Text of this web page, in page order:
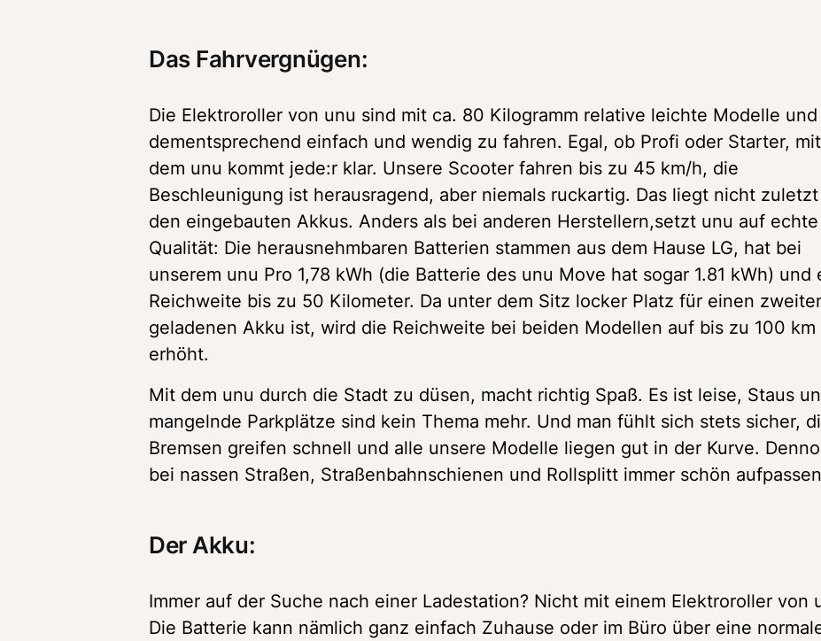
Das Fahrvergnügen:
Die Elektroroller von unu sind mit ca. 80 Kilogramm relative leichte Modelle und
dementsprechend einfach und wendig zu fahren. Egal, ob Profi oder Starter, mit
dem unu kommt jede:r klar. Unsere Scooter fahren bis zu 45 km/h, die
Beschleunigung ist herausragend, aber niemals ruckartig. Das liegt nicht
den eingebauten Akkus. Anders als bei anderen Herstellern,setzt unu auf echte
Qualität: Die herausnehmbaren Batterien stammen aus dem Hause LG, hat bei
unserem unu Pro 1,78 kWh (die Batterie des unu Move hat sogar 1.81 kWh) und
Reichweite bis zu 50 Kilometer. Da unter dem Sitz locker Platz für einen
geladenen Akku ist, wird die Reichweite bei beiden Modellen auf bis zu 100 km
erhöht.
Mit dem unu durch die Stadt zu düsen, macht richtig Spaß. Es ist leise, Staus
mangelnde Parkplätze sind kein Thema mehr. Und man fühlt sich stets sicher,
Bremsen greifen schnell und alle unsere Modelle liegen gut in der Kurve.
bei nassen Straßen, Straßenbahnschienen und Rollsplitt immer schön
Der Akku:
Immer auf der Suche nach einer Ladestation? Nicht mit einem Elektroroller von
Die Batterie kann nämlich ganz einfach Zuhause oder im Büro über eine